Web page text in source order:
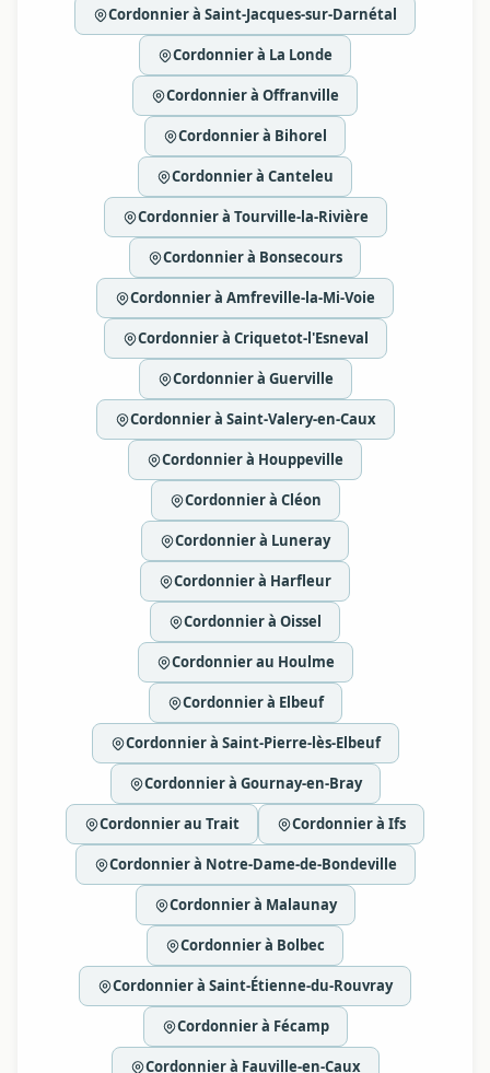
Cordonnier à Saint-Jacques-sur-Darnétal
Cordonnier à La Londe
Cordonnier à Offranville
Cordonnier à Bihorel
Cordonnier à Canteleu
Cordonnier à Tourville-la-Rivière
Cordonnier à Bonsecours
Cordonnier à Amfreville-la-Mi-Voie
Cordonnier à Criquetot-l'Esneval
Cordonnier à Guerville
Cordonnier à Saint-Valery-en-Caux
Cordonnier à Houppeville
Cordonnier à Cléon
Cordonnier à Luneray
Cordonnier à Harfleur
Cordonnier à Oissel
Cordonnier au Houlme
Cordonnier à Elbeuf
Cordonnier à Saint-Pierre-lès-Elbeuf
Cordonnier à Gournay-en-Bray
Cordonnier au Trait Cordonnier à Ifs
Cordonnier à Notre-Dame-de-Bondeville
Cordonnier à Malaunay
Cordonnier à Bolbec
Cordonnier à Saint-Étienne-du-Rouvray
Cordonnier à Fécamp
Cordonnier à Fauville-en-Caux